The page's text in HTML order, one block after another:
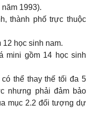
1993).
thành phố trực thuộc
học sinh nam.
mini gồm 14 học sinh
thể thay thế tối đa 5
nhưng phải đảm bảo
mục 2.2 đối tượng dự